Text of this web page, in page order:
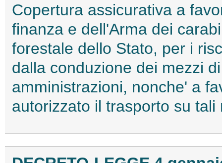
Copertura assicurativa a
finanza e dell'Arma dei
forestale dello Stato, per i
dalla conduzione dei mezzi
amministrazioni, nonche' a
autorizzato il trasporto su tali